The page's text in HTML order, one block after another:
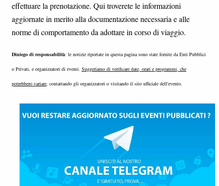
effettuare la prenotazione. Qui troverete le informazioni
aggiornate in merito alla documentazione necessaria e alle
norme di comportamento da adottare in corso di viaggio.
Diniego di responsabilità: le notizie riportate in questa pagina sono state fornite da Enti Pubblici
o Privati, e organizzatori di eventi. Suggeriamo di verificare date, orari e programmi, che
potrebbero variare, contattando gli organizzatori o visitando il sito ufficiale dell'evento.